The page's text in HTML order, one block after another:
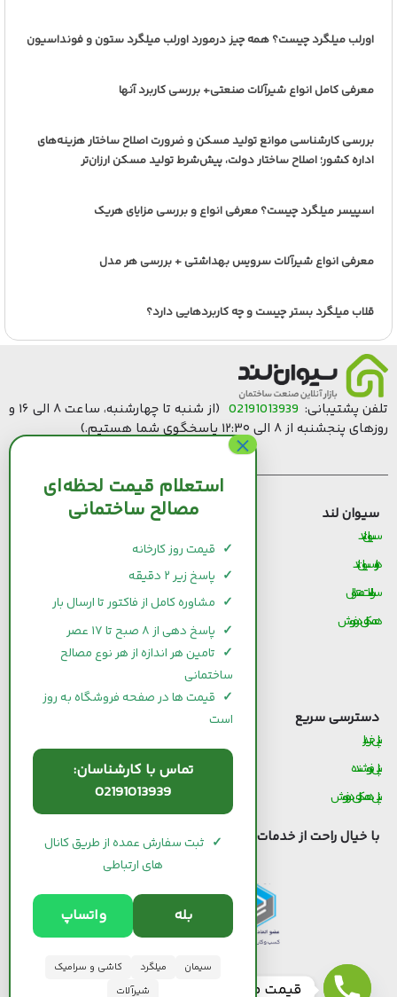
اورلب میلگرد چیست؟ همه چیز درمورد اورلب میلگرد ستون و فونداسیون
معرفی کامل انواع شیرآلات صنعتی+ بررسی کاربرد آنها
بررسی کارشناسی موانع تولید مسکن و ضرورت اصلاح ساختار هزینه‌های
اداره کشور؛ اصلاح ساختار دولت، پیش‌شرط تولید مسکن ارزان‌تر
اسپیسر میلگرد چیست؟ معرفی انواع و بررسی مزایای هریک
معرفی انواع شیرآلات سرویس بهداشتی + بررسی هر مدل
قلاب میلگرد بستر چیست و چه کاربردهایی دارد؟
تلفن پشتیبانی: 02191013939
(از شنبه تا چهارشنبه، ساعت ۸ الی ۱۶ و
روزهای پنجشنبه از ۸ الی ۱۲:۳۰ پاسخگوی شما هستیم.)
سیوان لند
سیوان لند
درباره سیوان لند
سوالات متداول
همکاری در فروش
قیمت مصالح ساختمانی
قیمت و خرید کاشی و سرامیک
قیمت و خرید آجر
قیمت و خرید گچ
قیمت و خرید شیرآلات
دسترسی سریع
پنل خریدار
پنل فروشنده
پنل همکاری در فروش
با خیال راحت از خدمات سیوان لنداستفاده کنید.
استعلام قیمت لحظه‌ای
مصالح ساختمانی
✓ قیمت روز کارخانه
✓ پاسخ زیر ۲ دقیقه
✓ مشاوره کامل از فاکتور تا ارسال بار
✓ پاسخ دهی از ۸ صبح تا ۱۷ عصر
✓ تامین هر اندازه از هر نوع مصالح
ساختمانی
✓ قیمت ها در صفحه فروشگاه به روز
است
تماس با کارشناسان:
02191013939
✓ ثبت سفارش عمده از طریق کانال
های ارتباطی
بله واتساپ
سیمان میلگرد
کاشی و سرامیک
شیرآلات
قیمت مصالح ساختمانی